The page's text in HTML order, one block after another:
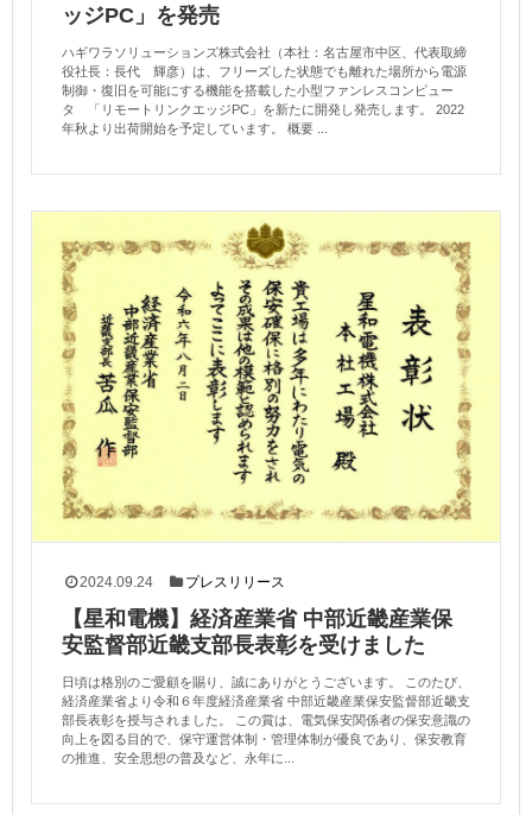
ッジPC」を発売
ハギワラソリューションズ株式会社（本社：名古屋市中区、代表取締
役社長：長代 輝彦）は、フリーズした状態でも離れた場所から電源
制御・復旧を可能にする機能を搭載した小型ファンレスコンピュー
タ 「リモートリンクエッジPC」を新たに開発し発売します。 2022
年秋より出荷開始を予定しています。 概要 ...
2024.09.24 プレスリリース
【星和電機】経済産業省 中部近畿産業保
安監督部近畿支部長表彰を受けました
日頃は格別のご愛顧を賜り、誠にありがとうございます。 このたび、
経済産業省より令和６年度経済産業省 中部近畿産業保安監督部近畿支
部長表彰を授与されました。 この賞は、電気保安関係者の保安意識の
向上を図る目的で、保守運営体制・管理体制が優良であり、保安教育
の推進、安全思想の普及など、永年に...